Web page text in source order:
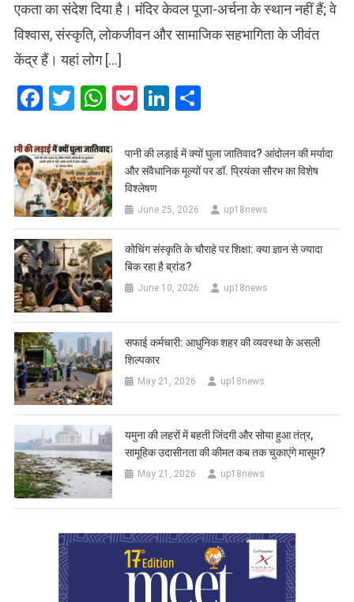
एकता का संदेश दिया है। मंदिर केवल पूजा-अर्चना के स्थान नहीं हैं; वे
विश्वास, संस्कृति, लोकजीवन और सामाजिक सहभागिता के जीवंत
केंद्र हैं। यहां लोग […]
Facebook
Twitter
WhatsApp
PocketLinkedIn
पानी की लड़ाई में क्यों घुला जातिवाद? आंदोलन की मर्यादा
और संवैधानिक मूल्यों पर डॉ. प्रियंका सौरभ का विशेष
विश्लेषण
June 25, 2026 up18news
कोचिंग संस्कृति के चौराहे पर शिक्षा: क्या ज्ञान से ज्यादा
बिक रहा है ब्रांड?
June 10, 2026 up18news
सफाई कर्मचारी: आधुनिक शहर की व्यवस्था के असली
शिल्पकार
May 21, 2026 up18news
यमुना की लहरों में बहती जिंदगी और सोया हुआ तंत्र,
सामूहिक उदासीनता की कीमत कब तक चुकाएंगे मासूम?
May 21, 2026 up18news